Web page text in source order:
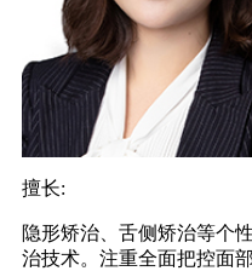
擅长:
隐形矫治、舌侧矫治等个
治技术。注重全面把控面